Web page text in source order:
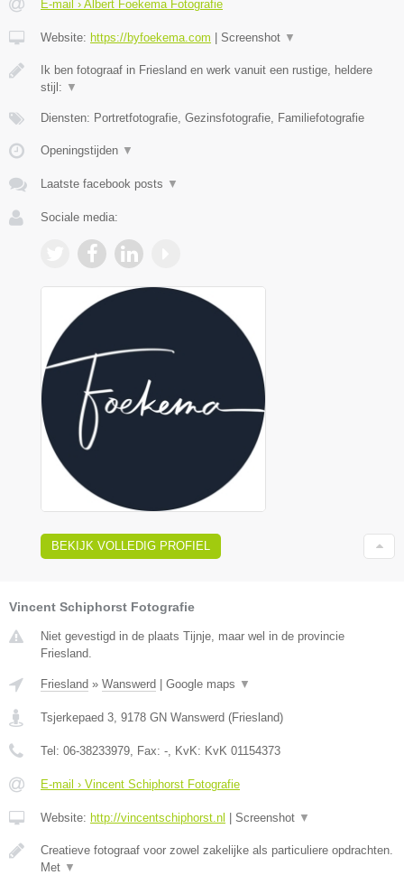
E-mail › Albert Foekema Fotografie
Website: https://byfoekema.com | Screenshot ▼
Ik ben fotograaf in Friesland en werk vanuit een rustige, heldere
stijl: ▼
Diensten: Portretfotografie, Gezinsfotografie, Familiefotografie
Openingstijden ▼
Laatste facebook posts ▼
Sociale media:
BEKIJK VOLLEDIG PROFIEL
Vincent Schiphorst Fotografie
Niet gevestigd in de plaats Tijnje, maar wel in de provincie
Friesland.
Friesland » Wanswerd | Google maps ▼
Tsjerkepaed 3 9178 GN Wanswerd (Friesland)
Tel: 06-38233979 , Fax: - , KvK: KvK 01154373
E-mail › Vincent Schiphorst Fotografie
Website: http://vincentschiphorst.nl | Screenshot ▼
Creatieve fotograaf voor zowel zakelijke als particuliere opdrachten.
Met ▼